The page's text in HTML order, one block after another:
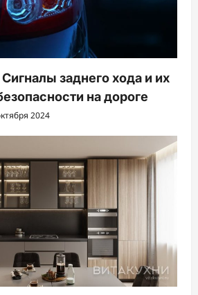
заднего хода и их
на дороге
2024